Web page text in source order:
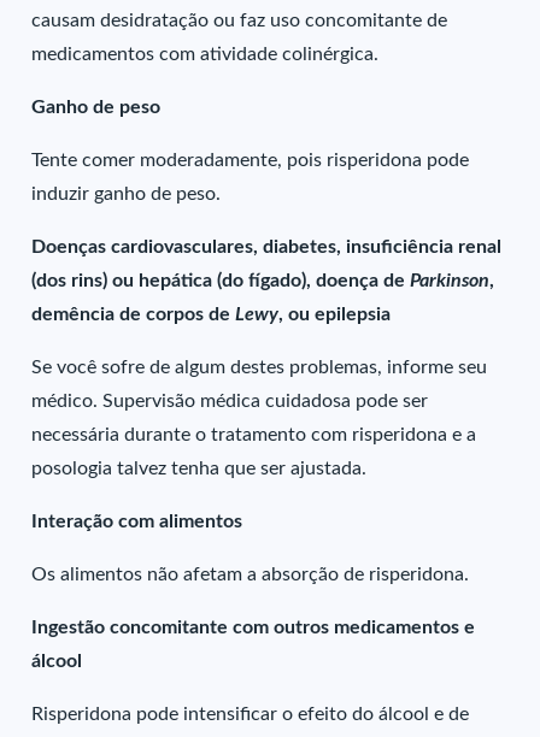
causam desidratação ou faz uso concomitante de
medicamentos com atividade colinérgica.
Ganho de peso
Tente comer moderadamente, pois risperidona pode
induzir ganho de peso.
Doenças cardiovasculares, diabetes, insuficiência renal
(dos rins) ou hepática (do fígado), doença deParkinson,
demência de corpos deLewy, ou epilepsia
Se você sofre de algum destes problemas, informe seu
médico. Supervisão médica cuidadosa pode ser
necessária durante o tratamento com risperidona e a
posologia talvez tenha que ser ajustada.
Interação com alimentos
Os alimentos não afetam a absorção de risperidona.
Ingestão concomitante com outros medicamentos e
álcool
Risperidona pode intensificar o efeito do álcool e de